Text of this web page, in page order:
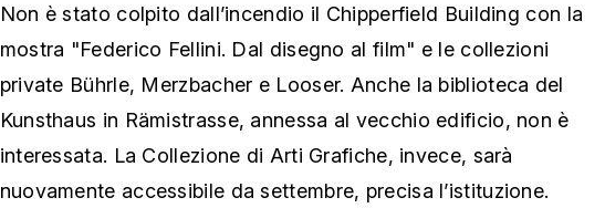
Non è stato colpito dall’incendio il Chipperfield Building con la
mostra "Federico Fellini. Dal disegno al film" e le collezioni
private Bührle, Merzbacher e Looser. Anche la biblioteca del
Kunsthaus in Rämistrasse, annessa al vecchio edificio, non è
interessata. La Collezione di Arti Grafiche, invece, sarà
nuovamente accessibile da settembre, precisa l’istituzione.